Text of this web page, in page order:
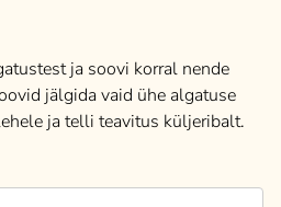
ja soovi korral nende
jälgida vaid ühe algatuse
ja telli teavitus küljeribalt.